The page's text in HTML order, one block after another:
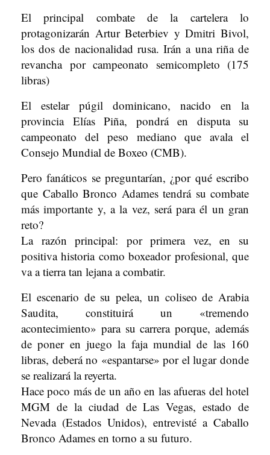
El principal combate de la cartelera lo
protagonizarán Artur Beterbiev y Dmitri Bivol,
los dos de nacionalidad rusa. Irán a una riña de
revancha por campeonato semicompleto (175
libras)
El estelar púgil dominicano, nacido en la
provincia Elías Piña, pondrá en disputa su
campeonato del peso mediano que avala el
Consejo Mundial de Boxeo (CMB).
Pero fanáticos se preguntarían, ¿por qué escribo
que Caballo Bronco Adames tendrá su combate
más importante y, a la vez, será para él un gran
reto?
La razón principal: por primera vez, en su
positiva historia como boxeador profesional, que
va a tierra tan lejana a combatir.
El escenario de su pelea, un coliseo de Arabia
Saudita, constituirá un «tremendo
acontecimiento» para su carrera porque, además
de poner en juego la faja mundial de las 160
libras, deberá no «espantarse» por el lugar donde
se realizará la reyerta.
Hace poco más de un año en las afueras del hotel
MGM de la ciudad de Las Vegas, estado de
Nevada (Estados Unidos), entrevisté a Caballo
Bronco Adames en torno a su futuro.